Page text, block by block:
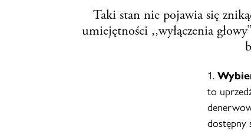
Taki stan nie pojawia się
umiejętności ,,wyłączenia
1.
to
dostępny